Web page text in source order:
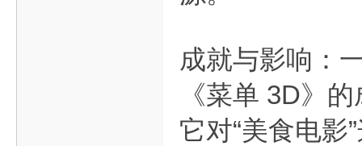
成就与影响：
《菜单 3D》
它对“美食电影